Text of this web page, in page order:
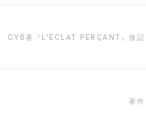
CYB著『L'ÉCLAT PERÇANT』後記
著作